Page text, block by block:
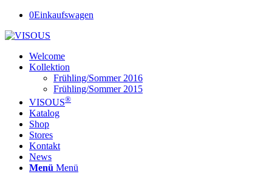
0Einkaufswagen
Welcome
Kollektion
Frühling/Sommer 2016
Frühling/Sommer 2015
VISOUS®
Katalog
Shop
Stores
Kontakt
News
Menü Menü